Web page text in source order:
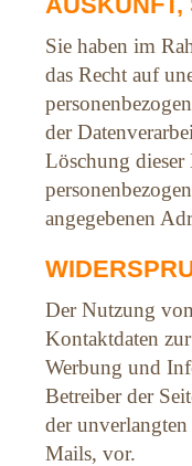
Sie haben im
das Recht auf
der
Löschung dieser
angegebenen
Der Nutzung
Kontaktdaten
Werbung und
Betreiber der
der
Mails, vor.